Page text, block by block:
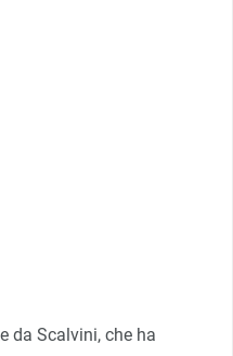
da Scalvini, che ha